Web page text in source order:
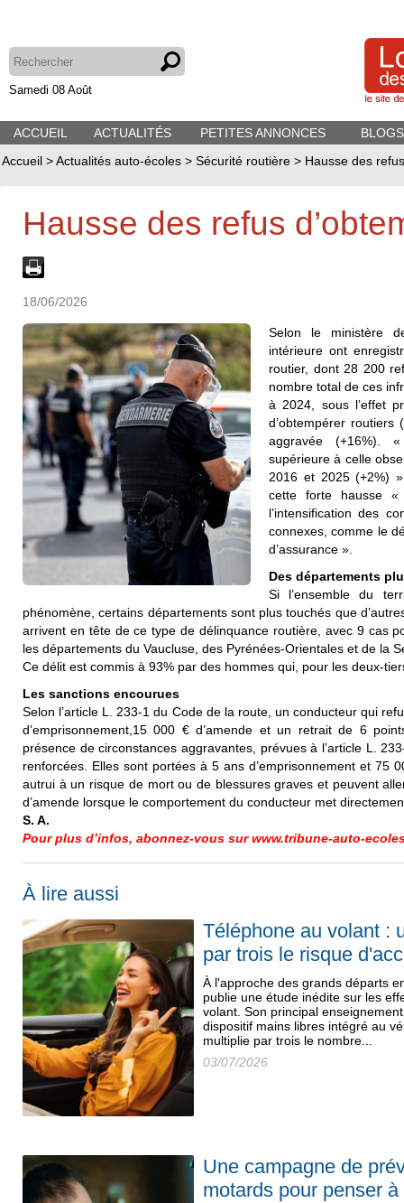
Samedi 08 Août
ACCUEIL ACTUALITÉS PETITES ANNONCES
Accueil >Actualités auto-écoles > Sécurité routière > Hausse des
Hausse des refus
18/06/2026
Selon le ministère
intérieure ont
routier, dont 28 200
nombre total de ces
à 2024, sous l’effet
d’obtempérer
aggravée (+16%).
supérieure à celle
2016 et 2025 (+2%)
cette forte hausse «
l’intensification des
connexes, comme le
d’assurance ».
Des départements
Si l’ensemble du
phénomène, certains départements sont plus touchés que
arrivent en tête de ce type de délinquance routière, avec 9 cas
les départements du Vaucluse, des Pyrénées-Orientales et de la
Ce délit est commis à 93% par des hommes qui, pour les deux-
Les sanctions encourues
Selon l’article L. 233-1 du Code de la route, un conducteur qui
d’emprisonnement,15 000 € d’amende et un retrait de 6
présence de circonstances aggravantes, prévues à l’article L.
renforcées. Elles sont portées à 5 ans d’emprisonnement et 75
autrui à un risque de mort ou de blessures graves et peuvent
d’amende lorsque le comportement du conducteur met
S. A.
Pour plus d’infos, abonnez-vous sur www.tribune-auto-
À lire aussi
Téléphone au volant :
par trois le risque
À l'approche des grands départs
publie une étude inédite sur les
volant. Son principal
dispositif mains libres intégré au
multiplie par trois le nombre...
03/07/2026
Une campagne de
motards pour penser